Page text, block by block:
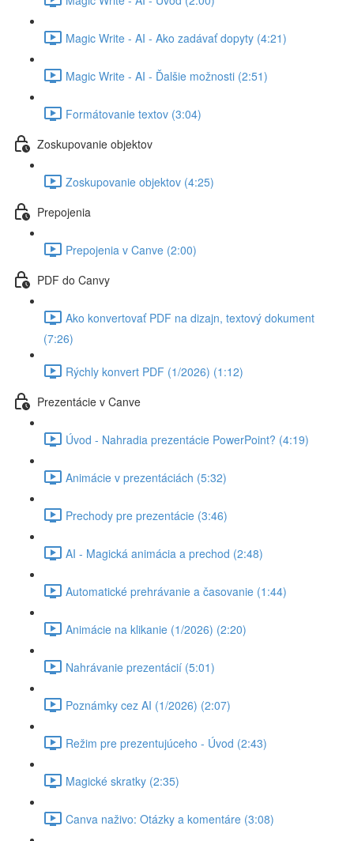
Magic Write - AI - Ako zadávať dopyty (4:21)
Magic Write - AI - Ďalšie možnosti (2:51)
Formátovanie textov (3:04)
Zoskupovanie objektov
Zoskupovanie objektov (4:25)
Prepojenia
Prepojenia v Canve (2:00)
PDF do Canvy
Ako konvertovať PDF na dizajn, textový dokument
(7:26)
Rýchly konvert PDF (1/2026) (1:12)
Prezentácie v Canve
Úvod - Nahradia prezentácie PowerPoint? (4:19)
Animácie v prezentáciách (5:32)
Prechody pre prezentácie (3:46)
AI - Magická animácia a prechod (2:48)
Automatické prehrávanie a časovanie (1:44)
Animácie na klikanie (1/2026) (2:20)
Nahrávanie prezentácií (5:01)
Poznámky cez AI (1/2026) (2:07)
Režim pre prezentujúceho - Úvod (2:43)
Magické skratky (2:35)
Canva naživo: Otázky a komentáre (3:08)